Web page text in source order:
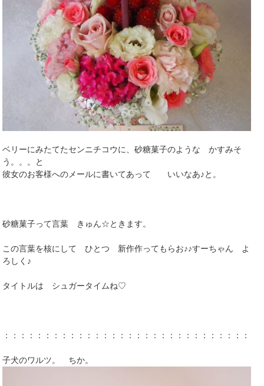
ベリーにみたてたセンニチコウに、砂糖菓子のような かすみそ
う。。。と
彼女のお客様へのメールに書いてあって いいなあ♪と。
砂糖菓子って言葉 きゅん☆ときます。
この言葉を核にして ひとつ 新作作ってもらお♪♪すーちゃん よ
ろしく♪
タイトルは シュガータイムね♡
：：：：：：：：：：：：：：：：：：：：：：：：：：：：：：：
子犬のワルツ。 ちか。